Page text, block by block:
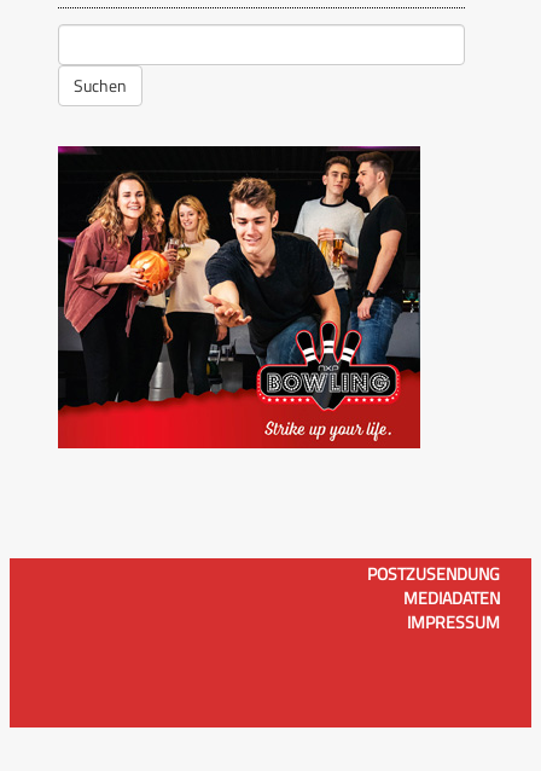
Suchen
POSTZUSENDUNG
MEDIADATEN
IMPRESSUM